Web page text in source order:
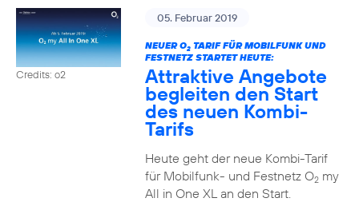
Credits: o2
05. Februar 2019
NEUER O2TARIF FÜR MOBILFUNK UND
FESTNETZ STARTET HEUTE:
Attraktive Angebote
begleiten den Start
des neuen Kombi-
Tarifs
Heute geht der neue Kombi-Tarif
für Mobilfunk- und Festnetz O2my
All in One XL an den Start.